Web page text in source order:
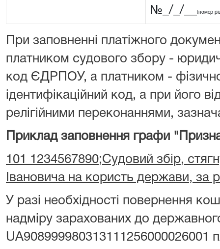
№_/_/__
(номер
При заповненні платіжного
платником судового збору -
код ЄДРПОУ, а платником -
ідентифікаційний код, а при його
релігійними переконаннями,
Приклад заповнення графи
101 1234567890;Судовий збір,
Івановича на користь держави,
У разі необхідності повернення
надміру зарахованих до
UA908999980313111256000026001